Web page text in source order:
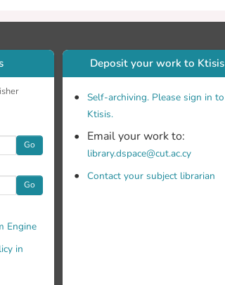
Go
Go
Engine
in
Deposit your work to Ktisis
Self-archiving. Please sign in to
Ktisis.
Email your work to:
library.dspace@cut.ac.cy
Contact your subject librarian